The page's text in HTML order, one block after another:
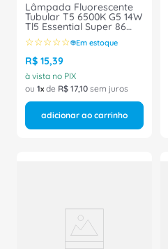
Lâmpada Fluorescente
Tubular T5 6500K G5 14W
Tl5 Essential Super 86
TL5-14W-ESS/865 Philips
☆☆☆☆☆ Em estoque
R$ 15,39
à vista no PIX
ou 1 de R$ 17,10 sem juros
adicionar ao carrinho